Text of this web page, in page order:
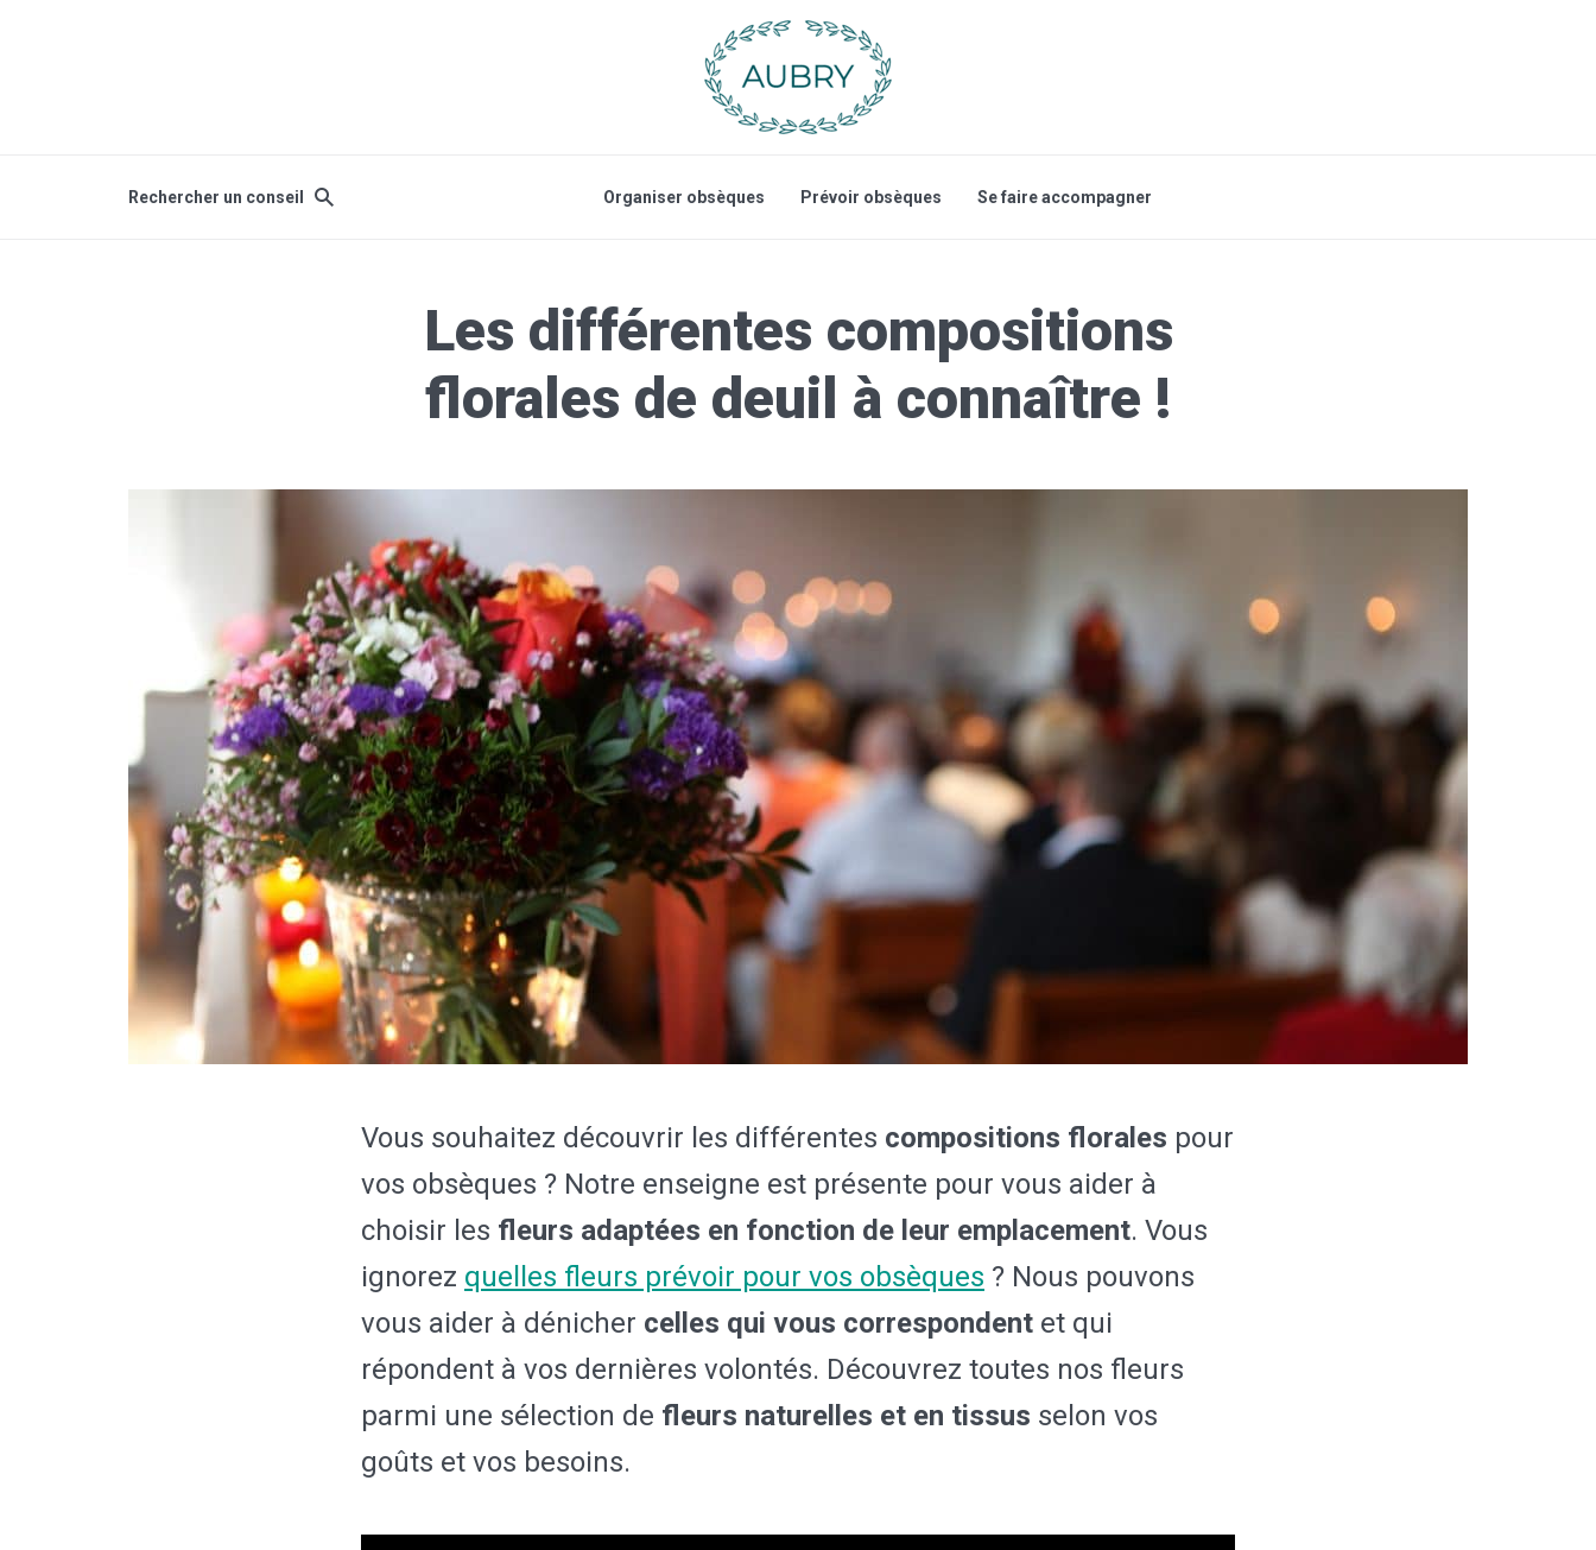
Rechercher un conseil Organiser obsèques Prévoir obsèques Se faire accompagner
Les différentes compositions
florales de deuil à connaître !
Vous souhaitez découvrir les différentes compositions florales pour
vos obsèques ? Notre enseigne est présente pour vous aider à
choisir les fleurs adaptées en fonction de leur emplacement. Vous
ignorez quelles fleurs prévoir pour vos obsèques ? Nous pouvons
vous aider à dénicher celles qui vous correspondent et qui
répondent à vos dernières volontés. Découvrez toutes nos fleurs
parmi une sélection de fleurs naturelles et en tissus selon vos
goûts et vos besoins.